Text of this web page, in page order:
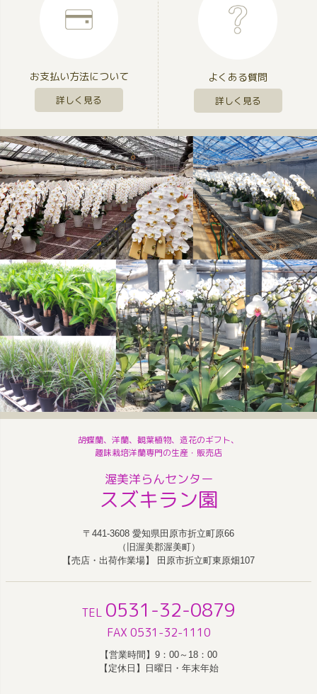
お支払い方法について
詳しく見る
よくある質問
詳しく見る
胡蝶蘭、洋蘭、観葉植物、造花のギフト、
趣味栽培洋蘭専門の生産・販売店
渥美洋らんセンター
スズキラン園
〒441-3608 愛知県田原市折立町原66
（旧渥美郡渥美町）
【売店・出荷作業場】 田原市折立町東原畑107
TEL 0531-32-0879
FAX 0531-32-1110
【営業時間】9：00～18：00
【定休日】日曜日・年末年始